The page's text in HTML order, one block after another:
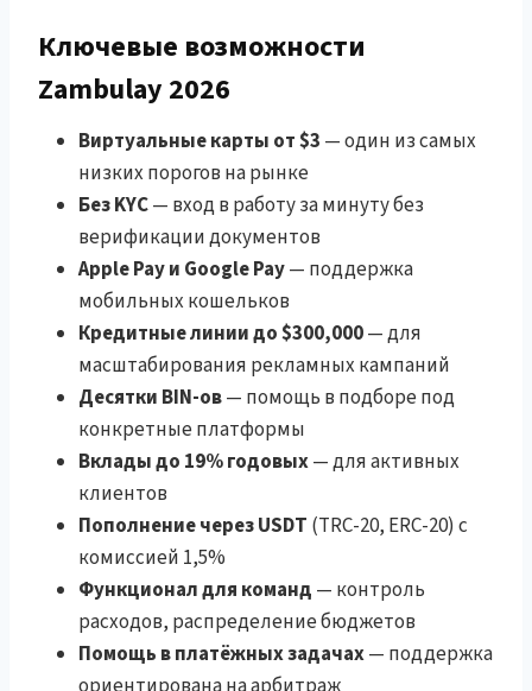
Ключевые возможности
Zambulay 2026
Виртуальные карты от $3 — один из самых
низких порогов на рынке
Без KYC— вход в работу за минуту без
верификации документов
Apple Pay и Google Pay— поддержка
мобильных кошельков
Кредитные линии до $300,000— для
масштабирования рекламных кампаний
Десятки BIN-ов— помощь в подборе под
конкретные платформы
Вклады до 19% годовых— для активных
клиентов
Пополнение через USDT (TRC-20, ERC-20) с
комиссией 1,5%
Функционал для команд — контроль
расходов, распределение бюджетов
Помощь в платёжных задачах— поддержка